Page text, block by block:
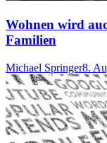
Wohnen wird
Familien
Michael Springer8.